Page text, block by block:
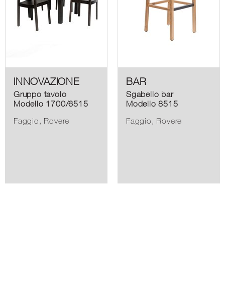
INNOVAZIONE
Gruppo tavolo
Modello 1700/6515
Faggio, Rovere
BAR
Sgabello bar
Modello 8515
Faggio, Rovere